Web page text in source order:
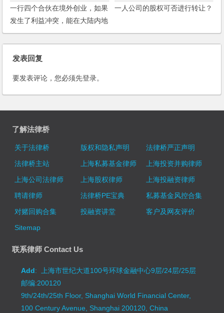
一行四个合伙在境外创业，如果
发生了利益冲突，能在大陆内地
起诉吗？该合同应该注意什么？
一人公司的股权可否进行转让？
发表回复
要发表评论，您必须先登录。
了解法律桥
关于法律桥 版权和隐私声明
法律桥严正声明
法律桥主站
上海私募基金律师
上海投资并购律师
上海公司法律师
上海股权律师
上海投融资律师
聘请律师
法律桥PE宝典
私募基金风控合集
对赌回购合集
投融资讲堂
客户及网友评价
Sitemap
联系律师 Contact Us
Add: 上海市世纪大道100号环球金融中心9层/24层/25层
邮编:200120
9th/24th/25th Floor, Shanghai World Financial Center,
100 Century Avenue, Shanghai 200120, China